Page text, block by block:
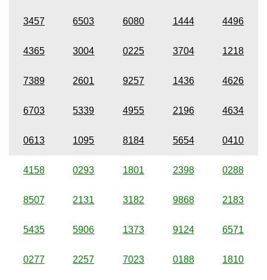
3457 6503 6080 1444 4496
4365 3004 0225 3704 1218
7389 2601 9257 1436 4626
6703 5339 4955 2196 4634
0613 1095 8184 5654 0410
4158 0293 1801 2398 0288
8507 2131 3182 9868 2183
5435 5906 1373 9124 6571
0277 2257 7023 0188 1810